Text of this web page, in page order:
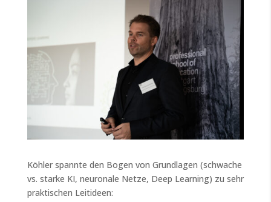
Köhler spannte den Bogen von Grundlagen (schwache
vs. starke KI, neuronale Netze, Deep Learning) zu sehr
praktischen Leitideen: